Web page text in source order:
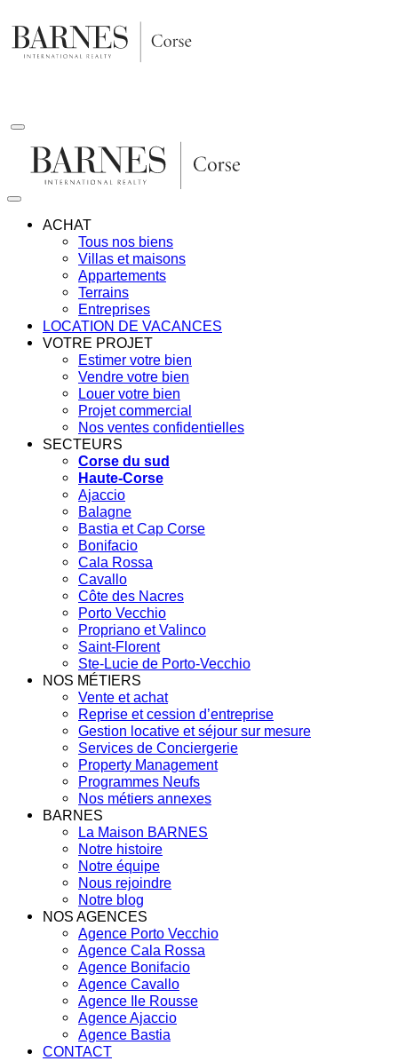
au
contenu
ACHAT
Tous nos biens
Villas et maisons
Appartements
Terrains
Entreprises
LOCATION DE VACANCES
VOTRE PROJET
Estimer votre bien
Vendre votre bien
Louer votre bien
Projet commercial
Nos ventes confidentielles
SECTEURS
Corse du sud
Haute-Corse
Ajaccio
Balagne
Bastia et Cap Corse
Bonifacio
Cala Rossa
Cavallo
Côte des Nacres
Porto Vecchio
Propriano et Valinco
Saint-Florent
Ste-Lucie de Porto-Vecchio
NOS MÉTIERS
Vente et achat
Reprise et cession d’entreprise
Gestion locative et séjour sur mesure
Services de Conciergerie
Property Management
Programmes Neufs
Nos métiers annexes
BARNES
La Maison BARNES
Notre histoire
Notre équipe
Nous rejoindre
Notre blog
NOS AGENCES
Agence Porto Vecchio
Agence Cala Rossa
Agence Bonifacio
Agence Cavallo
Agence Ile Rousse
Agence Ajaccio
Agence Bastia
CONTACT